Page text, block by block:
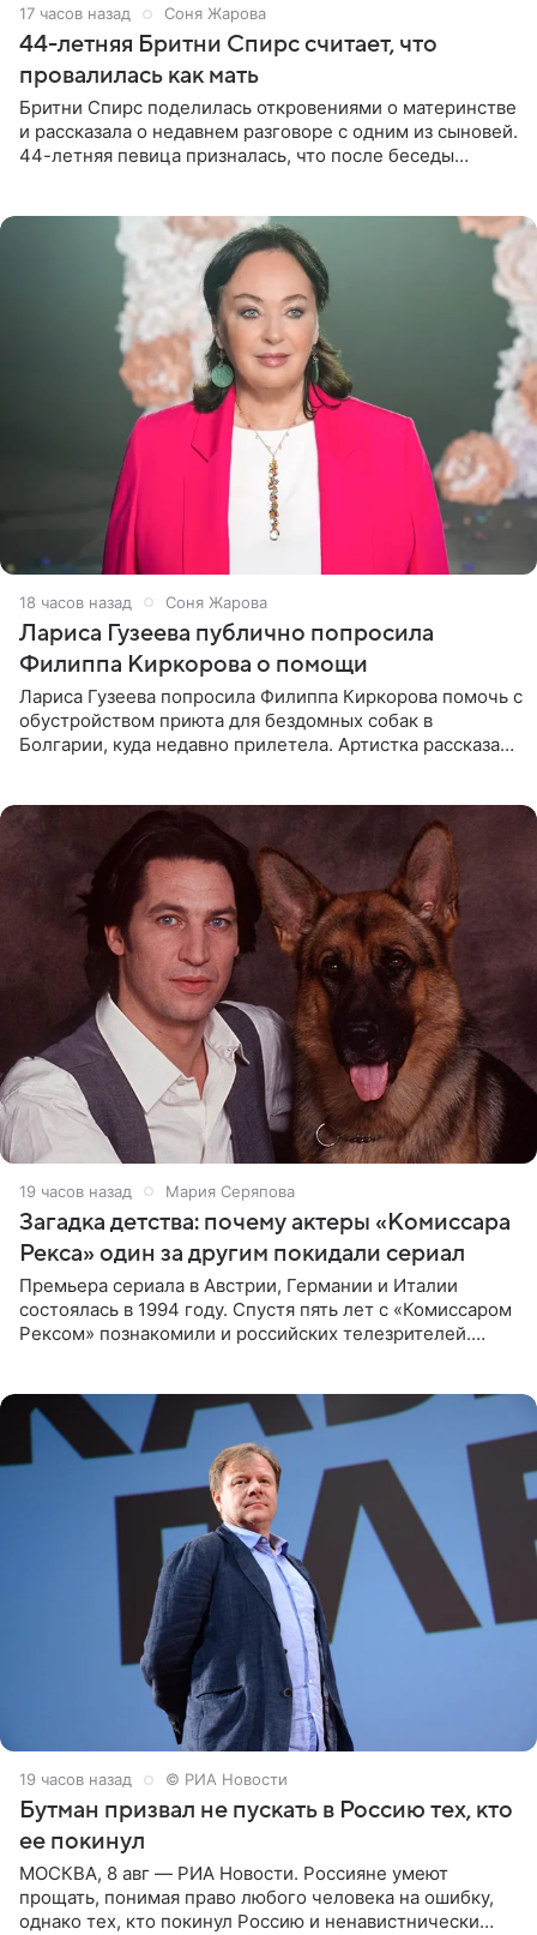
17 часов назад Соня Жарова
44-летняя Бритни Спирс считает, что
провалилась как мать
Бритни Спирс поделилась откровениями о материнстве
и рассказала о недавнем разговоре с одним из сыновей.
44-летняя певица призналась, что после беседы
18 часов назад Соня Жарова
Лариса Гузеева публично попросила
Филиппа Киркорова о помощи
Лариса Гузеева попросила Филиппа Киркорова помочь с
обустройством приюта для бездомных собак в
Болгарии, куда недавно прилетела. Артистка рассказала
19 часов назад Мария Серяпова
Загадка детства: почему актеры «Комиссара
Рекса» один за другим покидали сериал
Премьера сериала в Австрии, Германии и Италии
состоялась в 1994 году. Спустя пять лет с «Комиссаром
Рексом» познакомили и российских телезрителей.
19 часов назад © РИА Новости
Бутман призвал не пускать в Россию тех, кто
ее покинул
МОСКВА, 8 авг — РИА Новости. Россияне умеют
прощать, понимая право любого человека на ошибку,
однако тех, кто покинул Россию и ненавистнически